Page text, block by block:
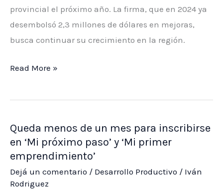
provincial el próximo año. La firma, que en 2024 ya
desembolsó 2,3 millones de dólares en mejoras,
busca continuar su crecimiento en la región.
Colgate
invertirá
millones
de
dólares
en
Read More »
Queda menos de un mes para inscribirse
en ‘Mi próximo paso’ y ‘Mi primer
emprendimiento’
Dejá un comentario / Desarrollo Productivo / Iván
Rodriguez